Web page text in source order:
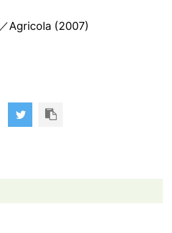
／Agricola (2007)